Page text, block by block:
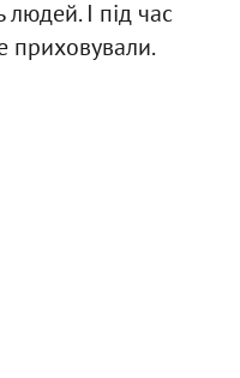
І під час
приховували.